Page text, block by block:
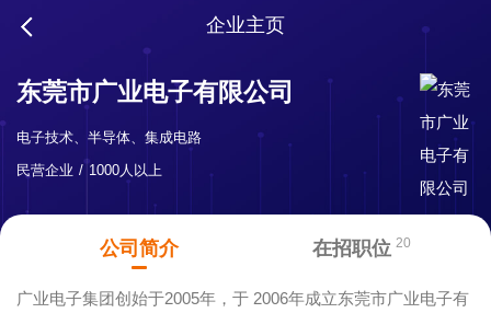
企业主页
东莞市广业电子有限公司
电子技术、半导体、集成电路
民营企业
1000人以上
公司简介 在招职位 20
广业电子集团创始于2005年，于 2006年成立东莞市广业电子有